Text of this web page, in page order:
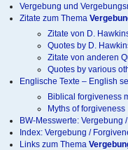
Vergebung und
Zitate zum Thema
Zitate von D.
Quotes by D.
Zitate von anderen
Quotes by various
Englische Texte – English
Biblical forgiveness
Myths of forgiveness
BW-Messwerte: Vergebung
Index: Vergebung /
Links zum Thema